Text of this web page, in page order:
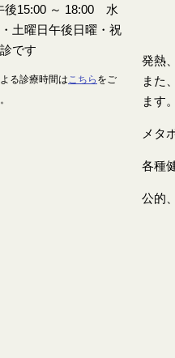
る診療時間はこちら をご
発熱
また
ます
メタ
各種
公的